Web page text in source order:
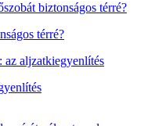
térré?